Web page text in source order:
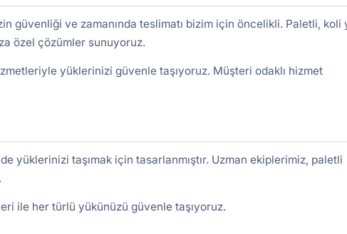
güvenliği ve zamanında teslimatı bizim için öncelikli. Paletli, koli
özel çözümler sunuyoruz.
yüklerinizi güvenle taşıyoruz. Müşteri odaklı hizmet
yüklerinizi taşımak için tasarlanmıştır. Uzman ekiplerimiz, paletli
ile her türlü yükünüzü güvenle taşıyoruz.